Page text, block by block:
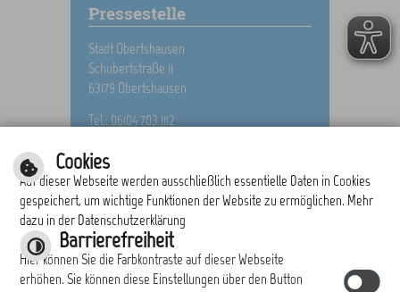
Pressestelle
Stadt Obertshausen
Schubertstraße 11
63179 Obertshausen
Tel.: 06104 703 1112
Cookies
Auf dieser Webseite werden ausschließlich essentielle Daten in Cookies
gespeichert, um wichtige Funktionen der Website zu ermöglichen. Mehr
dazu in der Datenschutzerklärung
Barrierefreiheit
Hier können Sie die Farbkontraste auf dieser Webseite
erhöhen. Sie können diese Einstellungen über den Button